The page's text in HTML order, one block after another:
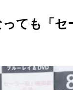
ても「